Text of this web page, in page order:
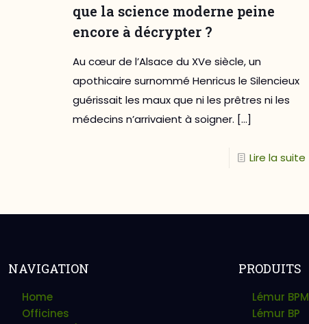
que la science moderne peine
encore à décrypter ?
Au cœur de l’Alsace du XVe siècle, un
apothicaire surnommé Henricus le Silencieux
guérissait les maux que ni les prêtres ni les
médecins n’arrivaient à soigner. […]
Lire la suite
NAVIGATION
Home
Officines
PRODUITS
Lémur BPM
Lémur BP